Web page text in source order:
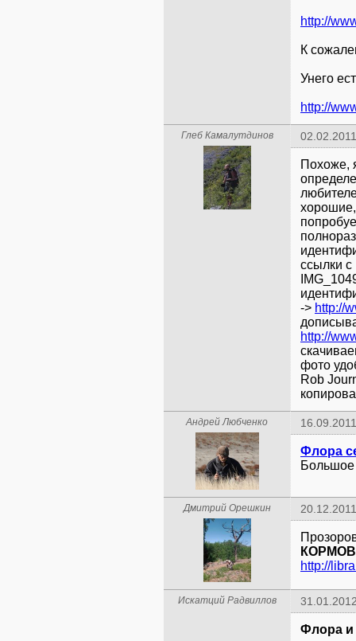
http://
К
Унего
Глеб Камалутдинов
Похоже,
ссылки с
-> http://
http://
фото
Rob
Андрей Любченко
Флора
Большое
Дмитрий Орешкин
Искатций Радвиллов
Флора и